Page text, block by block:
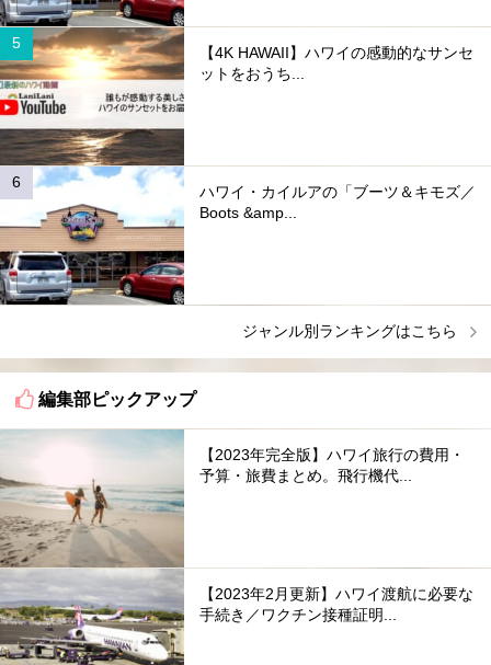
【4K HAWAII】ハワイの感動的なサンセ
ットをおうち...
ハワイ・カイルアの「ブーツ＆キモズ／
Boots &amp...
ジャンル別ランキングはこちら
編集部ピックアップ
【2023年完全版】ハワイ旅行の費用・
予算・旅費まとめ。飛行機代...
【2023年2月更新】ハワイ渡航に必要な
手続き／ワクチン接種証明...